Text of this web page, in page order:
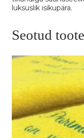
luksuslik isikupära.
Seotud